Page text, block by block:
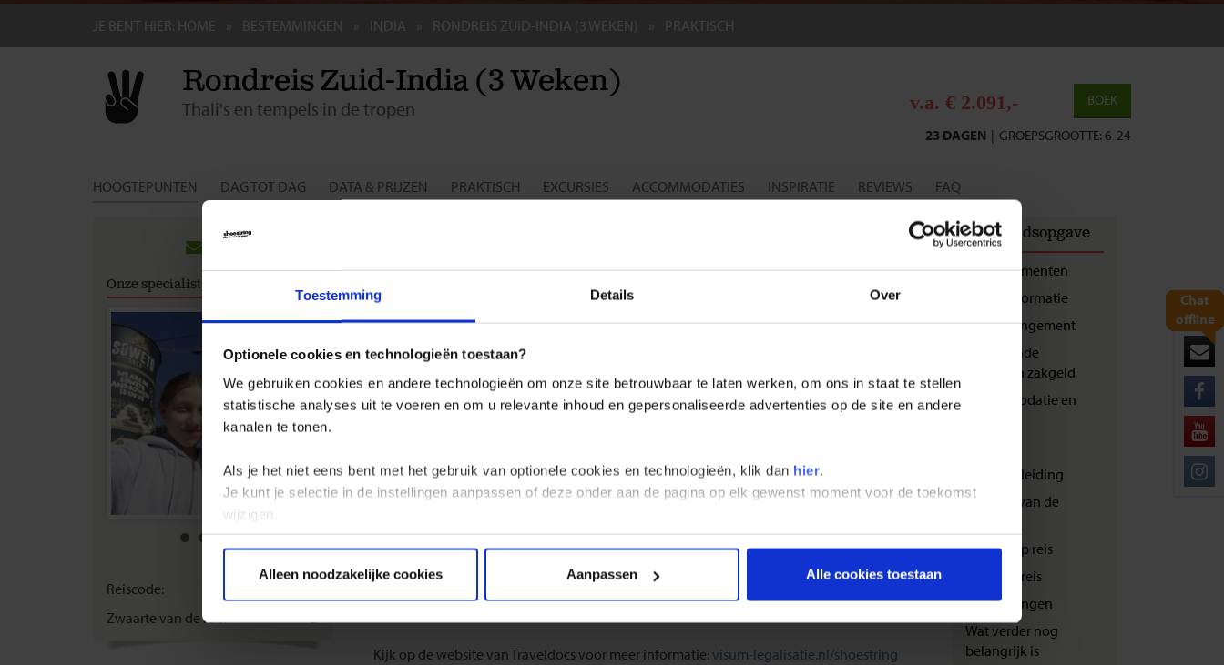
Toestemming Details Over
Optionele cookies en technologieën toestaan?
We gebruiken cookies en andere technologieën om onze site betrouwbaar te laten werken, om ons in staat te stellen
statistische analyses uit te voeren en om u relevante inhoud en gepersonaliseerde advertenties op de site en andere
kanalen te tonen.
Als je het niet eens bent met het gebruik van optionele cookies en technologieën, klik dan hier.
Je kunt je selectie in de instellingen aanpassen of deze onder aan de pagina op elk gewenst moment voor de toekomst
wijzigen.
Alleen noodzakelijke cookies
Aanpassen Alle cookies toestaan
Chat
offline
JE BENT HIER: HOME BESTEMMINGEN INDIA RONDREIS ZUID-INDIA (3 WEKEN) PRAKTISCH
Rondreis Zuid-India (3 Weken)
Thali's en tempels in de tropen BOEK
v.a. € 2.091,-
GROEPSGROOTTE: 6-24
|
23 DAGEN
HOOGTEPUNTEN DAG TOT DAG DATA & PRIJZEN PRAKTISCH EXCURSIES ACCOMMODATIES INSPIRATIE REVIEWS FAQ
Onze specialisten
Reiscode:
Zwaarte van de reis:
reis nog minimaal zes maanden geldig is.
Visum:
Voor deze bestemmingen is een elektronisch visum benodigd voor reizigers met de
Je kunt ervoor kiezen om het visum via onze partner Traveldocs aan te vragen of zelf te
(0) 23 2210004. Het aanvragen van een visum kost namelijk veel tijd en kan foutgevoelig
zijn. Wij raden onze reizigers dan ook aan om het e-visum vooraf te laten regelen door
Traveldocs om onnodige stress voorafgaand aan de reis te voorkomen. Traveldocs is een
gespecialiseerde visumdienst voor Nederland (voor Nederlandse paspoorthouders) en
Kijk op de website van Traveldocs voor meer informatie:visum-legalisatie.nl/shoestring
Inhoudsopgave
Reisdocumenten
Vluchtinformatie
Landarrangement
Bijkomende
kosten en zakgeld
Accommodatie en
Reisbegeleiding
Zwaarte van de
Bewust op reis
Veilig op reis
Verzekeringen
Wat verder nog
belangrijk is